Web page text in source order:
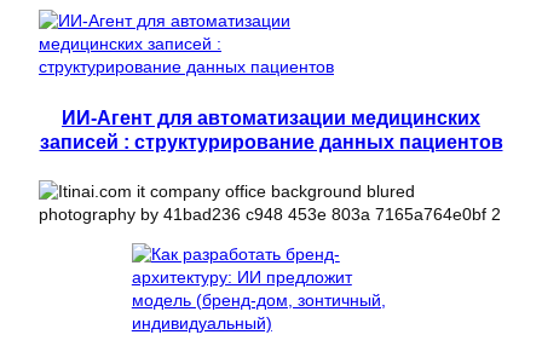
ИИ-Агент для автоматизации медицинских
записей : структурирование данных пациентов